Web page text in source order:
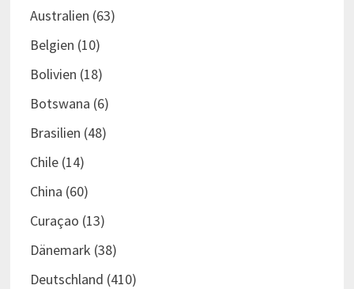
Australien (63)
Belgien (10)
Bolivien (18)
Botswana (6)
Brasilien (48)
Chile(14)
China (60)
Curaçao (13)
Dänemark (38)
Deutschland (410)